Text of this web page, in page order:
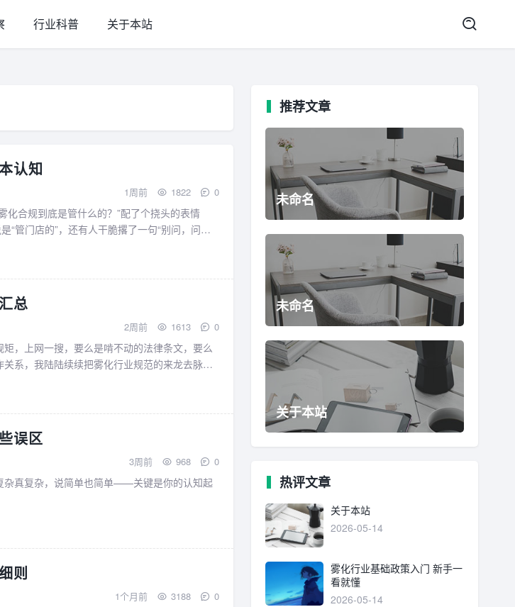
行业科普 关于本站
认知
1周前 1822 0
化合规到底是管什么的？”配了个挠头的表情
“管门店的”，还有人干脆撂了一句“别问，问就
总
2周前 1613 0
，上网一搜，要么是啃不动的法律条文，要么
系，我陆陆续续把雾化行业规范的来龙去脉系
误区
3周前 968 0
杂真复杂，说简单也简单——关键是你的认知起
则
1个月前 3188 0
推荐文章
未命名
未命名
关于本站
热评文章
关于本站
2026-05-14
雾化行业基础政策入门 新手一
看就懂
2026-05-14